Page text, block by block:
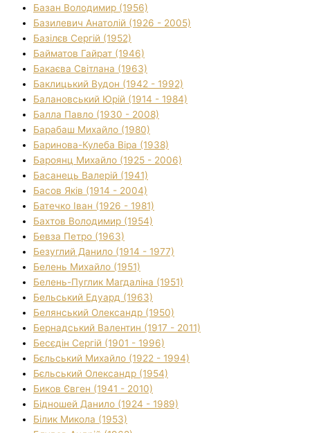
Базан Володимир (1956)
Базилевич Анатолій (1926 - 2005)
Базілєв Сергій (1952)
Байматов Гайрат (1946)
Бакаєва Світлана (1963)
Баклицький Вудон (1942 - 1992)
Балановський Юрій (1914 - 1984)
Балла Павло (1930 - 2008)
Барабаш Михайло (1980)
Баринова-Кулеба Віра (1938)
Бароянц Михайло (1925 - 2006)
Басанець Валерій (1941)
Басов Яків (1914 - 2004)
Батечко Іван (1926 - 1981)
Бахтов Володимир (1954)
Бевза Петро (1963)
Безуглий Данило (1914 - 1977)
Белень Михайло (1951)
Белень-Пуглик Магдаліна (1951)
Бельський Едуард (1963)
Белянський Олександр (1950)
Бернадський Валентин (1917 - 2011)
Бесєдін Сергій (1901 - 1996)
Бєльський Михайло (1922 - 1994)
Бєльський Олександр (1954)
Биков Євген (1941 - 2010)
Бідношей Данило (1924 - 1989)
Білик Микола (1953)